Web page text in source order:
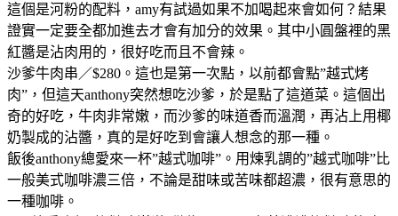
這個是河粉的配料，amy有試過如果不加喝起來會如何？結果
證實一定要全都加進去才會有加分的效果。其中小圓盤裡的黑
紅醬是沾肉用的，很好吃而且不會辣。
沙爹牛肉串／$280。這也是第一次點，以前都會點”越式烤
肉”，但這天anthony突然想吃沙爹，於是點了這道菜。這個出
奇的好吃，牛肉非常嫩，而沙爹的味道香而溫潤，再沾上用椰
奶製成的沾醬，真的是好吃到會讓人想念的那一種。
飯後anthony總愛來一杯”越式咖啡”。用煉乳調的”越式咖啡”比
一般美式咖啡濃三倍，不論是甜味或苦味都超濃，很有意思的
一種咖啡。